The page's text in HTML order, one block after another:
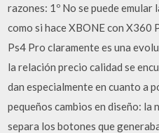
razones: 1º No se puede
como si hace XBONE con X360
Ps4 Pro claramente es una
la relación precio calidad se
dan especialmente en cuanto a
pequeños cambios en diseño: la
separa los botones que